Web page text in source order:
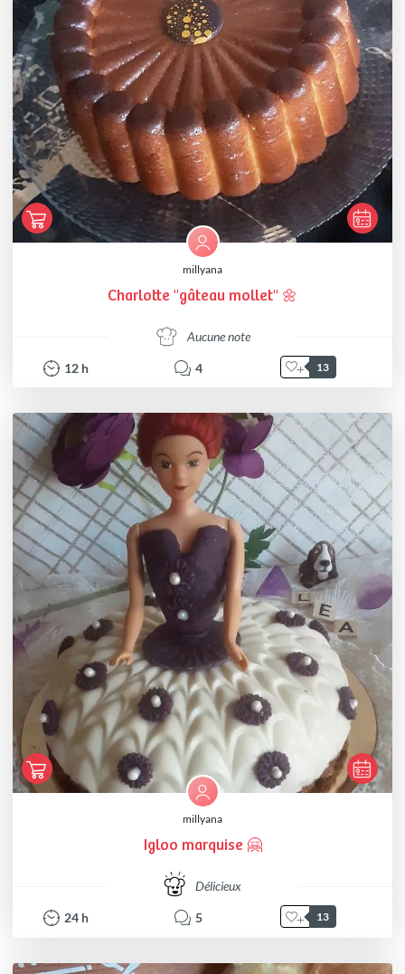
millyana
Charlotte "gâteau mollet" 🌼
Aucune note
12 h 4 13
millyana
Igloo marquise 🤗
Délicieux
24 h 5 13